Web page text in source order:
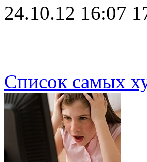
24.10.12 16:07
Список самых